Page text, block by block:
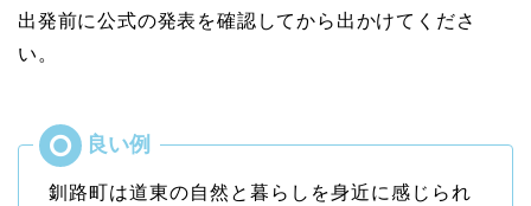
出発前に公式の発表を確認してから出かけてくださ
い。
釧路町は道東の自然と暮らしを身近に感じられ